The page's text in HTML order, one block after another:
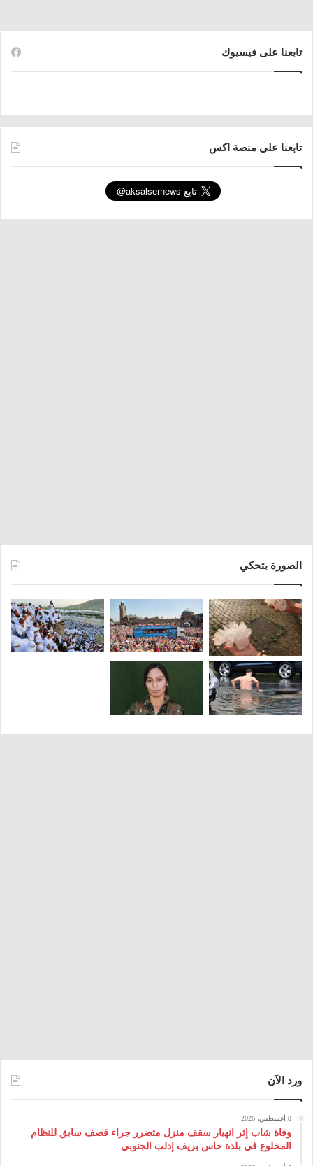
تابعنا على فيسبوك
تابعنا على منصة اكس
الصورة بتحكي
ورد الآن
8 أغسطس، 2026
وفاة شاب إثر انهيار سقف منزل متضرر جراء قصف سابق للنظام
المخلوع في بلدة حاس بريف إدلب الجنوبي